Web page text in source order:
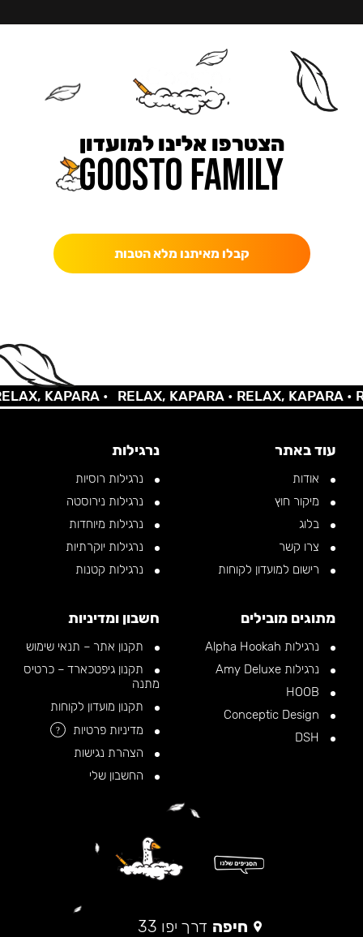
הצטרפו אלינו למועדון
קבלו מאיתנו מלא הטבות
KAPARA • RELAX, KAPARA •RELAX, KAPARA •
עוד באתר
אודות
מיקור חוץ
בלוג
צרו קשר
רישום למועדון לקוחות
נרגילות
נרגילות רוסיות
נרגילות נירוסטה
נרגילות מיוחדות
נרגילות יוקרתיות
נרגילות קטנות
מתוגים מובילים
נרגילות Alpha Hookah
נרגילות Amy Deluxe
חשבון ומדיניות
תקנון אתר – תנאי שימוש
תקנון גיפטכארד – כרטיס
מתנה
תקנון מועדון לקוחות
מדיניות פרטיות
?
הצהרת נגישות
החשבון שלי
חיפה דרך יפו 33